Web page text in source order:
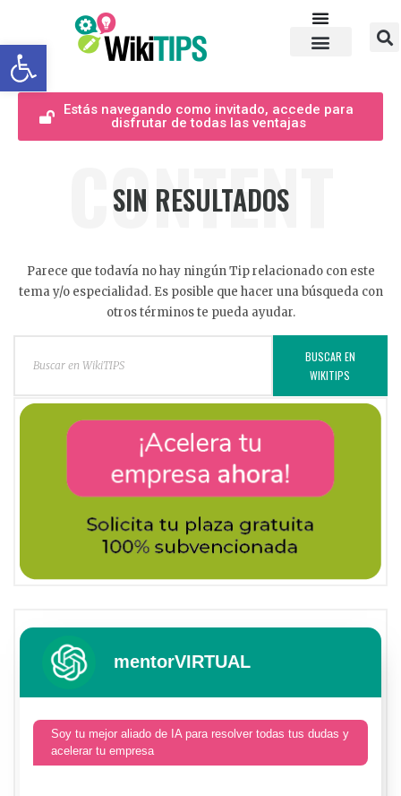
Abrir barra de herramientas
Estás navegando como invitado, accede para
disfrutar de todas las ventajas
CONTENT
SIN RESULTADOS
Parece que todavía no hay ningún Tip relacionado con este
tema y/o especialidad. Es posible que hacer una búsqueda con
otros términos te pueda ayudar.
BUSCAR EN
WIKITIPS
mentorVIRTUAL
Soy tu mejor aliado de IA para resolver todas tus dudas y
acelerar tu empresa